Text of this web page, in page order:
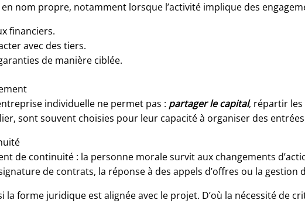
nom propre, notamment lorsque l’activité implique des
financiers.
avec des tiers.
de manière ciblée.
individuelle ne permet pas : partager le capital, répartir les
sont souvent choisies pour leur capacité à organiser des
de continuité : la personne morale survit aux changements
de contrats, la réponse à des appels d’offres ou la gestion
la forme juridique est alignée avec le projet. D’où la nécessité de